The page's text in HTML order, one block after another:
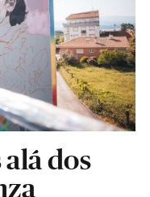
dos